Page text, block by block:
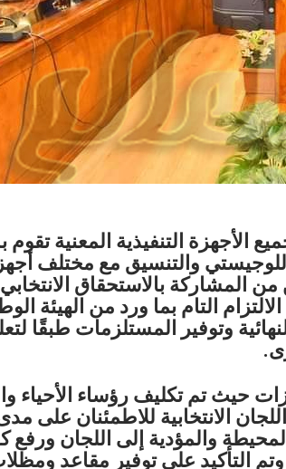
الأجهزة التنفيذية المعنية تقوم
اللوجيستي والتنسيق مع مختلف
المشاركة بالاستحقاق
التام بما ورد من الهيئة
وتوفير المستلزمات طبقًا
حيث تم تكليف رؤساء الأحياء
الانتخابية للاطمئنان على
والمؤدية إلى اللجان ورفع
التأكيد على توفير مقاعد